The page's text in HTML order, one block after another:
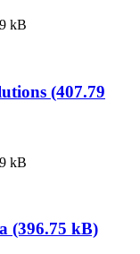
kB
(407.79
kB
(396.75 kB)